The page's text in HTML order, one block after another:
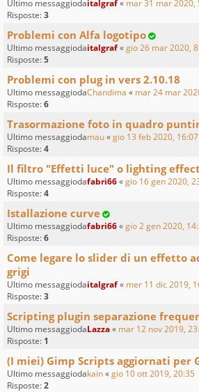
Ultimo messaggiodaitalgraf« mar 31 mar 2020,
Risposte:3
Problemi con Alfa logotipo
Ultimo messaggiodaitalgraf«gio 26 mar 2020,
Risposte:5
Problemi con plug in vers 2.10.18
Ultimo messaggiodaChandima « mar 24 mar
Risposte:6
Trasormazione foto in quadro
Ultimo messaggiodamau«gio 13 feb 2020, 16:07
Risposte:4
Il filtro "Effetti luce" o lighting
Ultimo messaggiodafabri66«gio 16 gen 2020,
Risposte:4
Istallazione curve
Ultimo messaggiodafabri66«gio 2 gen 2020,
Risposte:6
Come legare lo slider di un effetto
grigi
Ultimo messaggiodaitalgraf« mer 11 dic 2019,
Risposte:3
Scripting plugin separazione
Ultimo messaggiodaLazza« mar 12 nov 2019,
Risposte: 1
(I miei) Gimp Scripts aggiornati per
Ultimo messaggiodakain«gio 10 ott 2019, 20:35
Risposte:2